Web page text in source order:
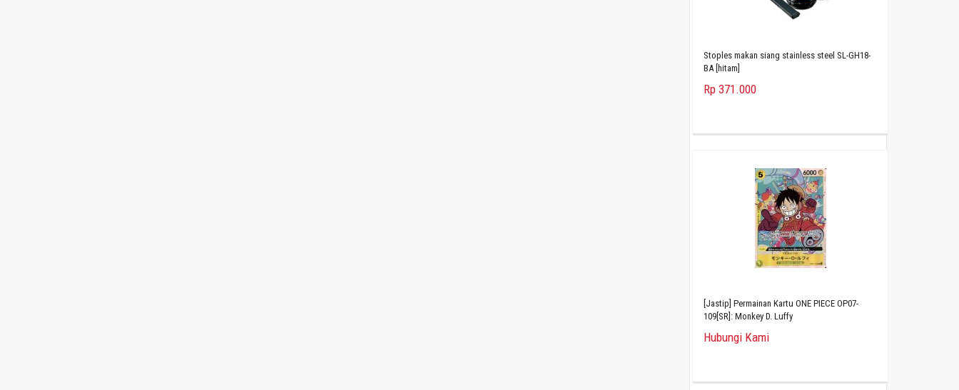
Stoples makan siang stainless steel SL-GH18-
BA [hitam]
Rp 371.000
[Jastip] Permainan Kartu ONE PIECE OP07-
109[SR]: Monkey D. Luffy
Hubungi Kami